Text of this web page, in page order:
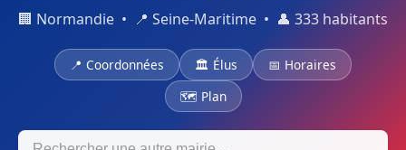
🏢 Normandie • 📍 Seine-Maritime • 👤 333 habitants
📍 Coordonnées 🏛 Élus
📅 Horaires
🗺 Plan